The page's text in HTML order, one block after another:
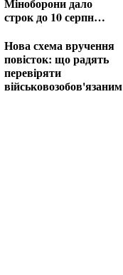
строк до 10 серпня
підприємств
Нова схема вручення
повісток: що радять
перевіряти
військовозобов'язаним